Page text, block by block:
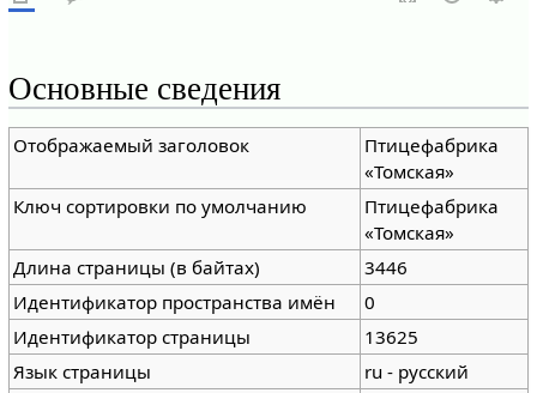
Основные сведения
Отображаемый заголовок
Птицефабрика
«Томская»
Ключ сортировки по умолчанию
Птицефабрика
«Томская»
Длина страницы (в байтах)
3446
Идентификатор пространства имён
0
Идентификатор страницы
13625
Язык страницы
ru - русский